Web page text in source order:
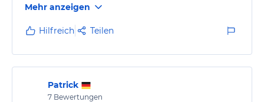
aber sauberes Hotel zu einem unschlagbaren Preis-
Leistungsverhältnis
Mehr anzeigen
Hilfreich Teilen
Patrick
7 Bewertungen